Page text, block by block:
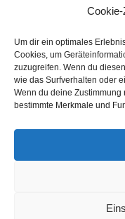
Um dir ein optimales
Cookies, um
zuzugreifen. Wenn du
wie das Surfverhalten oder
Wenn du deine Zustimmung
bestimmte Merkmale und
Förderung
© 2026
Beratung,